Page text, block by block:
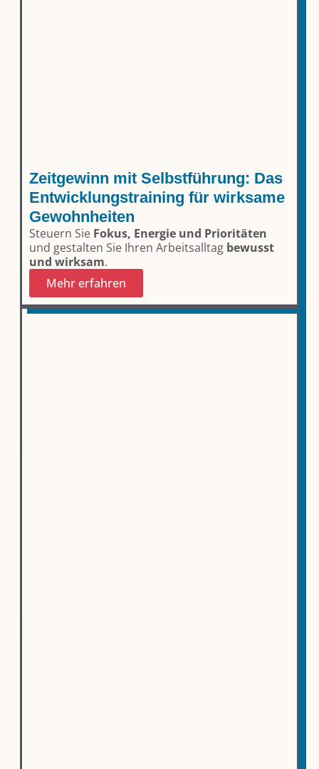
Zeitgewinn mit Selbstführung: Das
Entwicklungs­training für wirksame
Gewohnheiten
Steuern Sie Fokus, Energie und Prioritäten
und gestalten Sie Ihren Arbeitsalltag bewusst
und wirksam.
Mehr erfahren